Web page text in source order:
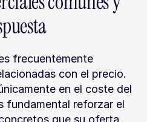
frecuentemente
con el precio.
en el coste del
fundamental reforzar el
que su oferta